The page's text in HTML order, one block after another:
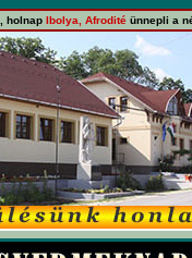
, holnap Ibolya, Afrodité ünnepli a